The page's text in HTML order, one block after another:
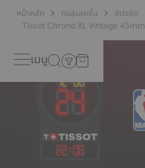
หน้าหลัก คอลเลคชั่น
สปอร์ต
Tissot Chrono XL Vintage 45mm
เมนู
22:08